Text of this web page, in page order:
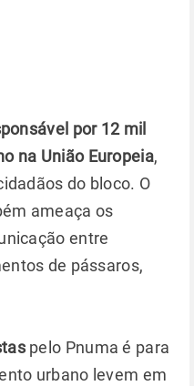
por 12 mil
na União Europeia,
do bloco. O
ameaça os
entre
de pássaros,
pelo Pnuma é para
urbano levem em